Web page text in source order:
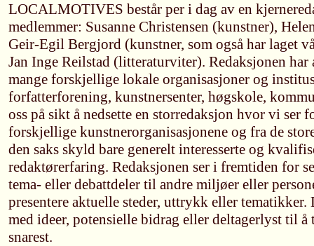
LOCALMOTIVES består per i dag av en
medlemmer: Susanne Christensen (kunstner),
Geir-Egil Bergjord (kunstner, som også har laget
Jan Inge Reilstad (litteraturviter). Redaksjonen
mange forskjellige lokale organisasjoner og
forfatterforening, kunstnersenter, høgskole,
oss på sikt å nedsette en storredaksjon hvor vi ser
forskjellige kunstnerorganisasjonene og fra de
den saks skyld bare generelt interesserte og
redaktørerfaring. Redaksjonen ser i fremtiden for
tema- eller debattdeler til andre miljøer eller
presentere aktuelle steder, uttrykk eller
med ideer, potensielle bidrag eller deltagerlyst til å
snarest.